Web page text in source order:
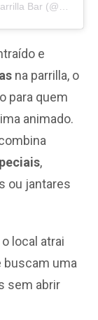
e
na parrilla, o
para quem
animado.
,
ou jantares
local atrai
buscam uma
sem abrir